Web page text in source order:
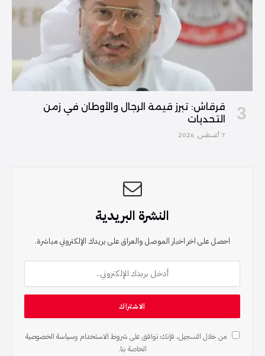
قرقاش: تبرز قيمة الرجال والأوطان في زمن
التحديات
7 أغسطس, 2026
النشرة البريدية
احصل على اخر اخبار الموصل والعراق على بريدك الإلكتروني مباشرة.
من خلال التسجيل، فإنك توافق على شروط الاستخدام وسياسة الخصوصية
الخاصة بنا.